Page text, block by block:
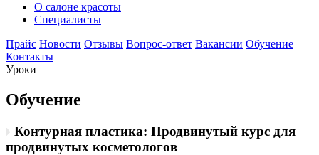
О салоне красоты
Специалисты
Прайс Новости Отзывы Вопрос-ответ Вакансии Обучение
Контакты
Уроки
Обучение
Контурная пластика: Продвинутый курс для
продвинутых косметологов